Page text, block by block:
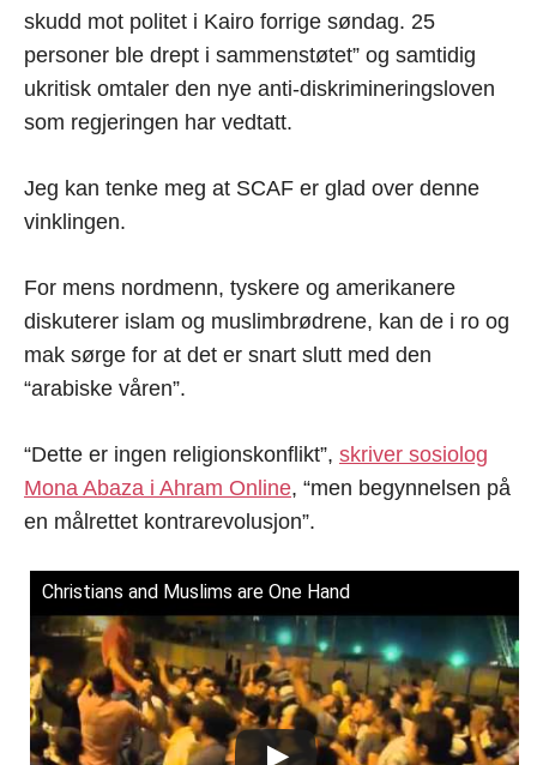
skudd mot politet i Kairo forrige søndag. 25
personer ble drept i sammenstøtet” og samtidig
ukritisk omtaler den nye anti-diskrimineringsloven
som regjeringen har vedtatt.
Jeg kan tenke meg at SCAF er glad over denne
vinklingen.
For mens nordmenn, tyskere og amerikanere
diskuterer islam og muslimbrødrene, kan de i ro og
mak sørge for at det er snart slutt med den
“arabiske våren”.
“Dette er ingen religionskonflikt”, skriver sosiolog
Mona Abaza i Ahram Online, “men begynnelsen på
en målrettet kontrarevolusjon”.
Christians and Muslims are One Hand